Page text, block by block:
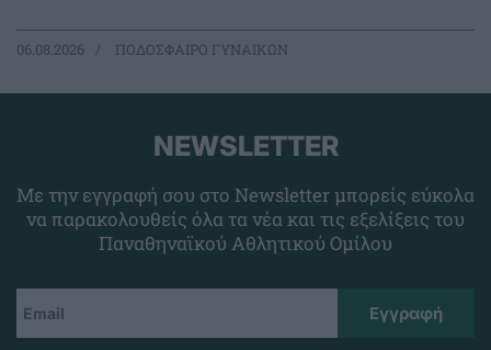
06.08.2026 ΠΟΔΟΣΦΑΙΡΟ ΓΥΝΑΙΚΩΝ
NEWSLETTER
Με την εγγραφή σου στο Newsletter μπορείς εύκολα
να παρακολουθείς όλα τα νέα και τις εξελίξεις του
Παναθηναϊκού Αθλητικού Ομίλου